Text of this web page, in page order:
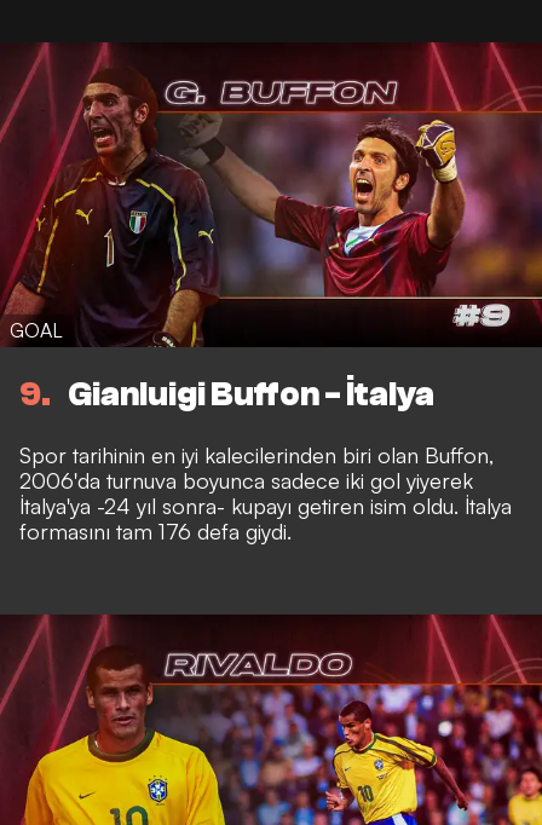
GOAL
9 Gianluigi Buffon - İtalya
Spor tarihinin en iyi kalecilerinden biri olan Buffon,
2006'da turnuva boyunca sadece iki gol yiyerek
İtalya'ya -24 yıl sonra- kupayı getiren isim oldu. İtalya
formasını tam 176 defa giydi.